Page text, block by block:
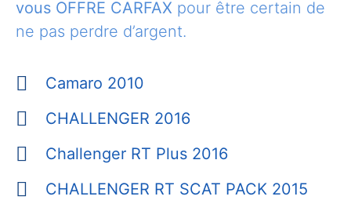
vous OFFRE CARFAX pour être certain de
ne pas perdre d’argent.
Camaro 2010
CHALLENGER 2016
Challenger RT Plus 2016
CHALLENGER RT SCAT PACK 2015